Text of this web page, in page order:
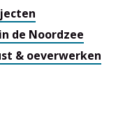
de Noordzee
& oeverwerken